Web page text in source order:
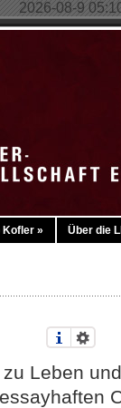
2026-08-9
Kofler » Über die
Leben